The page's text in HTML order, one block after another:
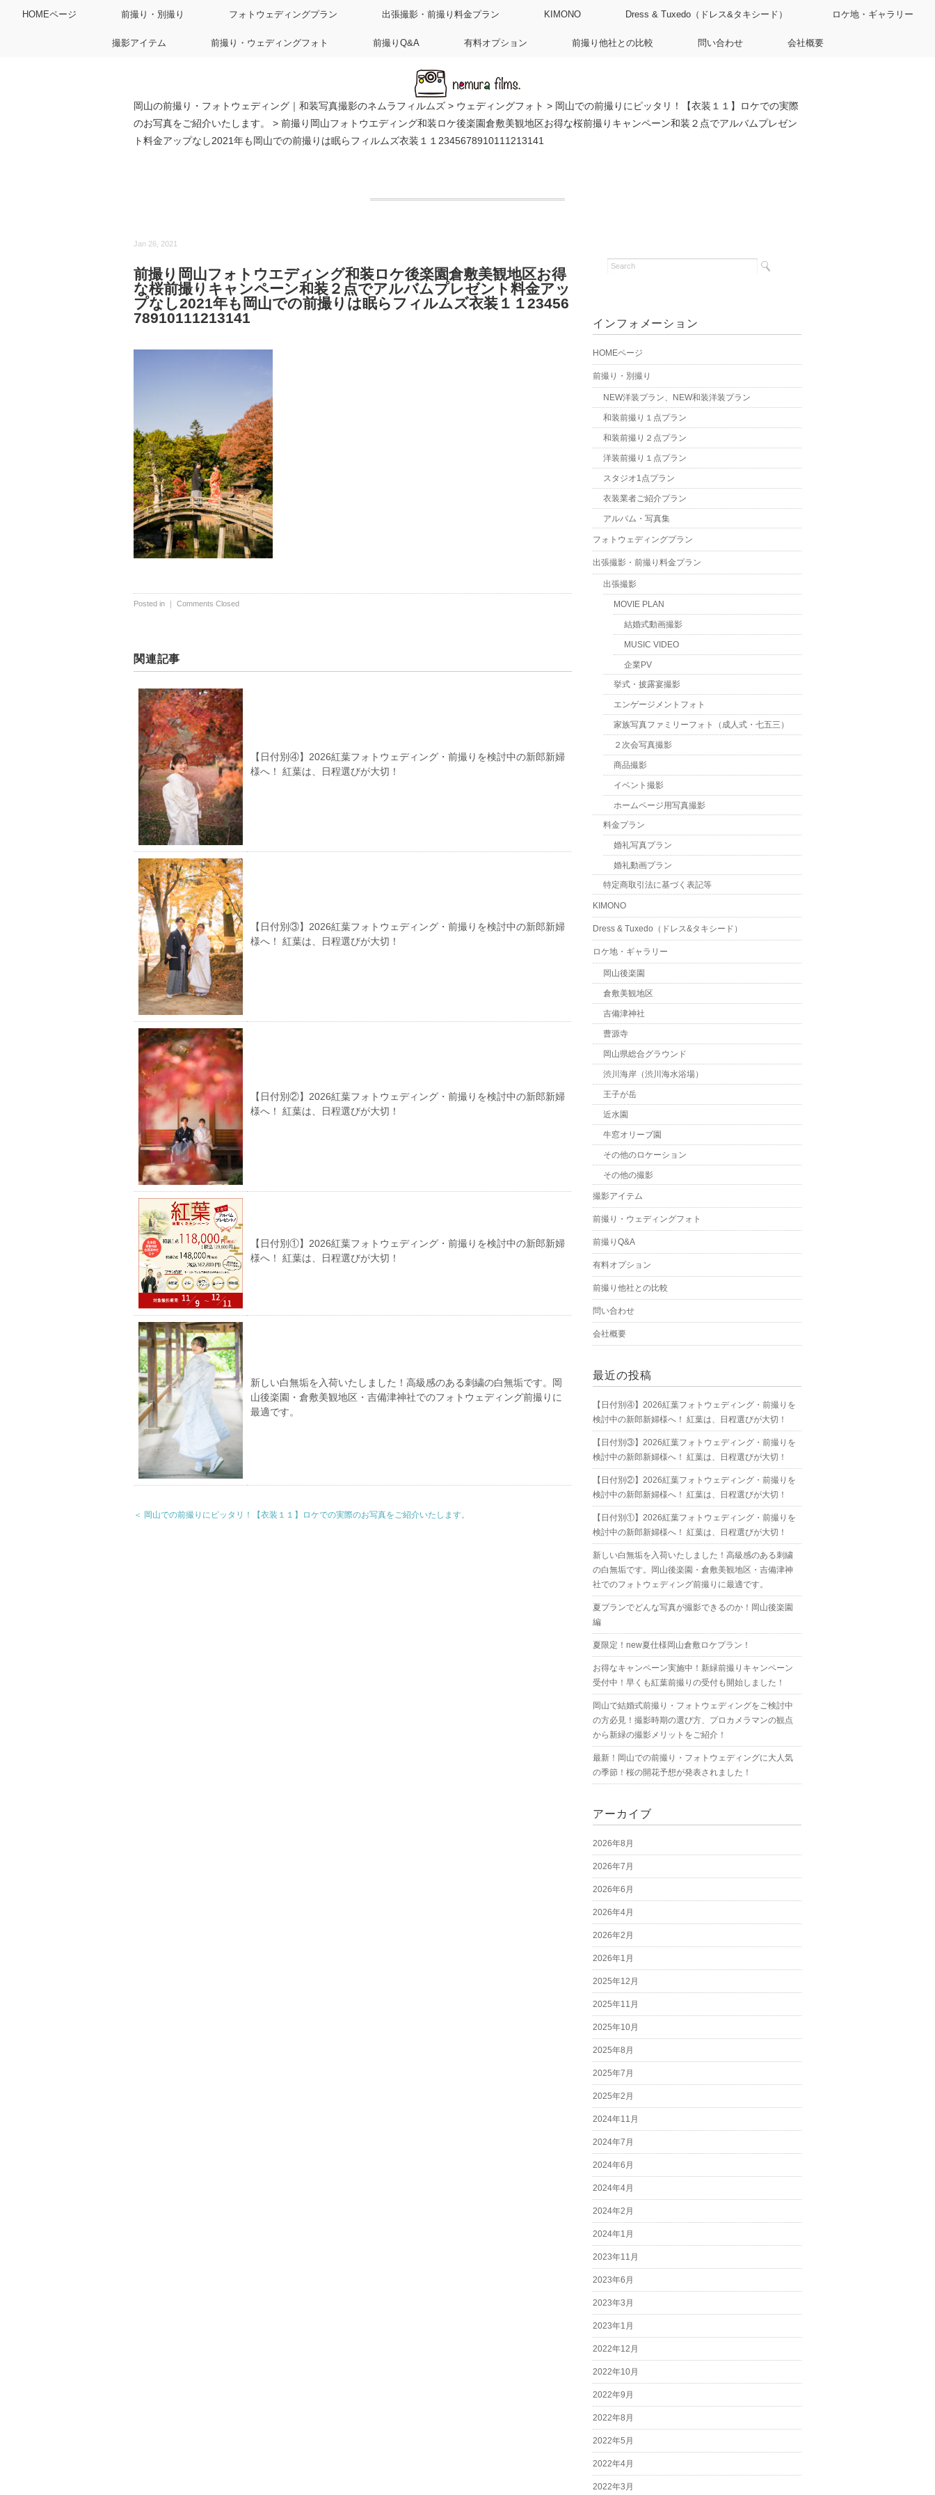
HOMEページ 前撮り・別撮り フォトウェディングプラン 出張撮影・前撮り料金プラン KIMONO Dress & Tuxedo（ドレス&タキシード） ロケ地・ギャラリー
撮影アイテム 前撮り・ウェディングフォト 前撮りQ&A 有料オプション 前撮り他社との比較 問い合わせ 会社概要
岡山の前撮り・フォトウェディング｜和装写真撮影のネムラフィルムズ > ウェディングフォト > 岡山での前撮りにピッタリ！【衣装１１】ロケでの実際
のお写真をご紹介いたします。
> 前撮り岡山フォトウエディング和装ロケ後楽園倉敷美観地区お得な桜前撮りキャンペーン和装２点でアルバムプレゼン
ト料金アップなし2021年も岡山での前撮りは眠らフィルムズ衣装１１2345678910111213141
Jan 26, 2021
前撮り岡山フォトウエディング和装ロケ後楽園倉敷美観地区お得
な桜前撮りキャンペーン和装２点でアルバムプレゼント料金アッ
プなし2021年も岡山での前撮りは眠らフィルムズ衣装１１23456
78910111213141
Posted in ｜ Comments Closed
関連記事
【日付別④】2026紅葉フォトウェディング・前撮りを検討中の新郎新婦
様へ！ 紅葉は、日程選びが大切！
【日付別③】2026紅葉フォトウェディング・前撮りを検討中の新郎新婦
様へ！ 紅葉は、日程選びが大切！
【日付別②】2026紅葉フォトウェディング・前撮りを検討中の新郎新婦
様へ！ 紅葉は、日程選びが大切！
【日付別①】2026紅葉フォトウェディング・前撮りを検討中の新郎新婦
様へ！ 紅葉は、日程選びが大切！
新しい白無垢を入荷いたしました！高級感のある刺繍の白無垢です。岡
山後楽園・倉敷美観地区・吉備津神社でのフォトウェディング前撮りに
最適です。
＜ 岡山での前撮りにピッタリ！【衣装１１】ロケでの実際のお写真をご紹介いたします。
インフォメーション
HOMEページ
前撮り・別撮り
NEW洋装プラン、NEW和装洋装プラン
和装前撮り１点プラン
和装前撮り２点プラン
洋装前撮り１点プラン
スタジオ1点プラン
衣装業者ご紹介プラン
アルバム・写真集
フォトウェディングプラン
出張撮影・前撮り料金プラン
出張撮影
MOVIE PLAN
結婚式動画撮影
MUSIC VIDEO
企業PV
挙式・披露宴撮影
エンゲージメントフォト
家族写真ファミリーフォト（成人式・七五三）
２次会写真撮影
商品撮影
イベント撮影
ホームページ用写真撮影
料金プラン
婚礼写真プラン
婚礼動画プラン
特定商取引法に基づく表記等
KIMONO
Dress & Tuxedo（ドレス&タキシード）
ロケ地・ギャラリー
岡山後楽園
倉敷美観地区
吉備津神社
曹源寺
岡山県総合グラウンド
渋川海岸（渋川海水浴場）
王子が岳
近水園
牛窓オリーブ園
その他のロケーション
その他の撮影
撮影アイテム
前撮り・ウェディングフォト
前撮りQ&A
有料オプション
前撮り他社との比較
問い合わせ
会社概要
最近の投稿
【日付別④】2026紅葉フォトウェディング・前撮りを
検討中の新郎新婦様へ！ 紅葉は、日程選びが大切！
【日付別③】2026紅葉フォトウェディング・前撮りを
検討中の新郎新婦様へ！ 紅葉は、日程選びが大切！
【日付別②】2026紅葉フォトウェディング・前撮りを
検討中の新郎新婦様へ！ 紅葉は、日程選びが大切！
【日付別①】2026紅葉フォトウェディング・前撮りを
検討中の新郎新婦様へ！ 紅葉は、日程選びが大切！
新しい白無垢を入荷いたしました！高級感のある刺繍
の白無垢です。岡山後楽園・倉敷美観地区・吉備津神
社でのフォトウェディング前撮りに最適です。
夏プランでどんな写真が撮影できるのか！岡山後楽園
編
夏限定！new夏仕様岡山倉敷ロケプラン！
お得なキャンペーン実施中！新緑前撮りキャンペーン
受付中！早くも紅葉前撮りの受付も開始しました！
岡山で結婚式前撮り・フォトウェディングをご検討中
の方必見！撮影時期の選び方、プロカメラマンの観点
から新緑の撮影メリットをご紹介！
最新！岡山での前撮り・フォトウェディングに大人気
の季節！桜の開花予想が発表されました！
アーカイブ
2026年8月
2026年7月
2026年6月
2026年4月
2026年2月
2026年1月
2025年12月
2025年11月
2025年10月
2025年8月
2025年7月
2025年2月
2024年11月
2024年7月
2024年6月
2024年4月
2024年2月
2024年1月
2023年11月
2023年6月
2023年3月
2023年1月
2022年12月
2022年10月
2022年9月
2022年8月
2022年5月
2022年4月
2022年3月